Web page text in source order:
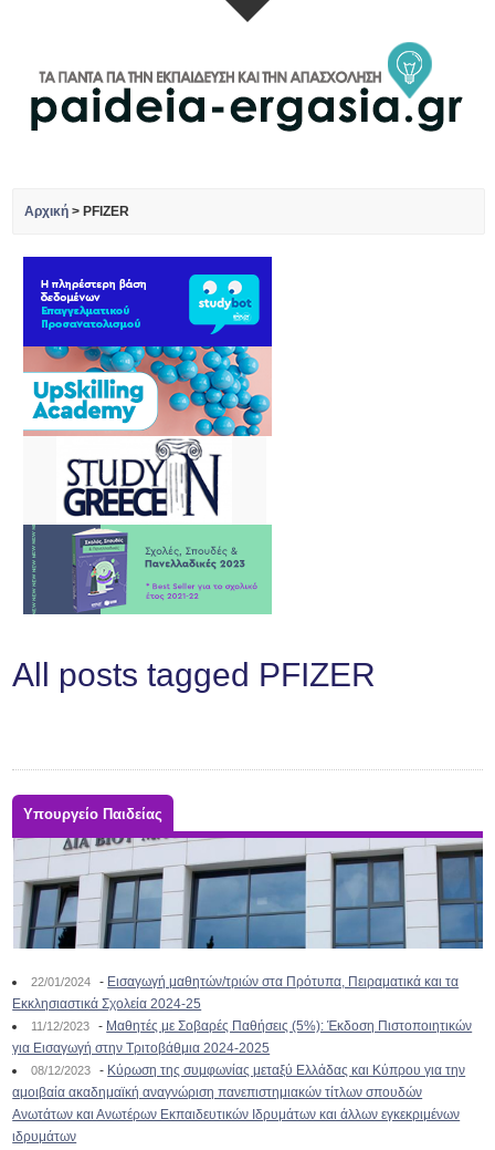
Αρχική > PFIZER
All posts tagged PFIZER
Υπουργείο Παιδείας
22/01/2024 - Εισαγωγή μαθητών/τριών στα Πρότυπα, Πειραματικά και τα
Εκκλησιαστικά Σχολεία 2024-25
11/12/2023 - Μαθητές με Σοβαρές Παθήσεις (5%): Έκδοση Πιστοποιητικών
για Εισαγωγή στην Τριτοβάθμια 2024-2025
08/12/2023 - Κύρωση της συμφωνίας μεταξύ Ελλάδας και Κύπρου για την
αμοιβαία ακαδημαϊκή αναγνώριση πανεπιστημιακών τίτλων σπουδών
Ανωτάτων και Ανωτέρων Εκπαιδευτικών Ιδρυμάτων και άλλων εγκεκριμένων
ιδρυμάτων